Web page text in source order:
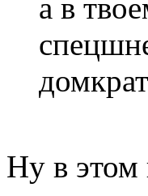
а в
Ну в этом